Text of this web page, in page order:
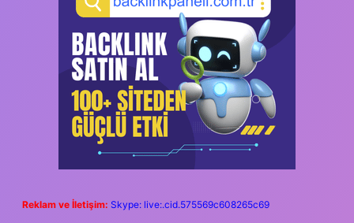
Reklam ve İletişim: Skype: live:.cid.575569c608265c69